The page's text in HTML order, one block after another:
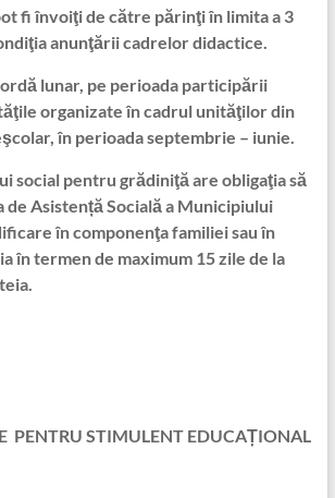
fi învoiţi de către părinţi în limita a 3
anunţării cadrelor didactice.
lunar, pe perioada participării
organizate în cadrul unităţilor din
în perioada septembrie – iunie.
social pentru grădiniţă are obligaţia să
de Asistență Socială a Municipiului
în componenţa familiei sau în
în termen de maximum 15 zile de la
PENTRU STIMULENT EDUCAȚIONAL